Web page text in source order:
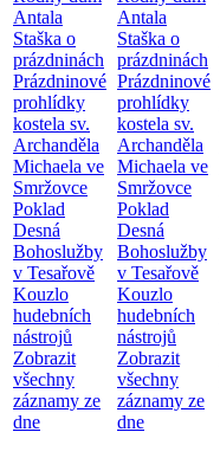
Antala
Staška o
prázdninách
Prázdninové
prohlídky
kostela sv.
Archanděla
Michaela ve
Smržovce
Poklad
Desná
Bohoslužby
v Tesařově
Kouzlo
hudebních
nástrojů
Zobrazit
všechny
záznamy ze
dne
Antala
Staška o
prázdninách
Prázdninové
prohlídky
kostela sv.
Archanděla
Michaela ve
Smržovce
Poklad
Desná
Bohoslužby
v Tesařově
Kouzlo
hudebních
nástrojů
Zobrazit
všechny
záznamy ze
dne